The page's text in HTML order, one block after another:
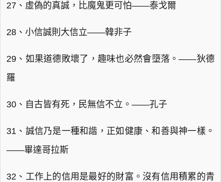
27、虛偽的真誠，比魔鬼更可怕——泰戈爾
28、小信誠則大信立——韓非子
29、如果道德敗壞了，趣味也必然會墮落。——狄德
羅
30、自古皆有死，民無信不立。——孔子
31、誠信乃是一種和諧，正如健康、和善與神一樣。
——畢達哥拉斯
32、工作上的信用是最好的財富。沒有信用積累的青